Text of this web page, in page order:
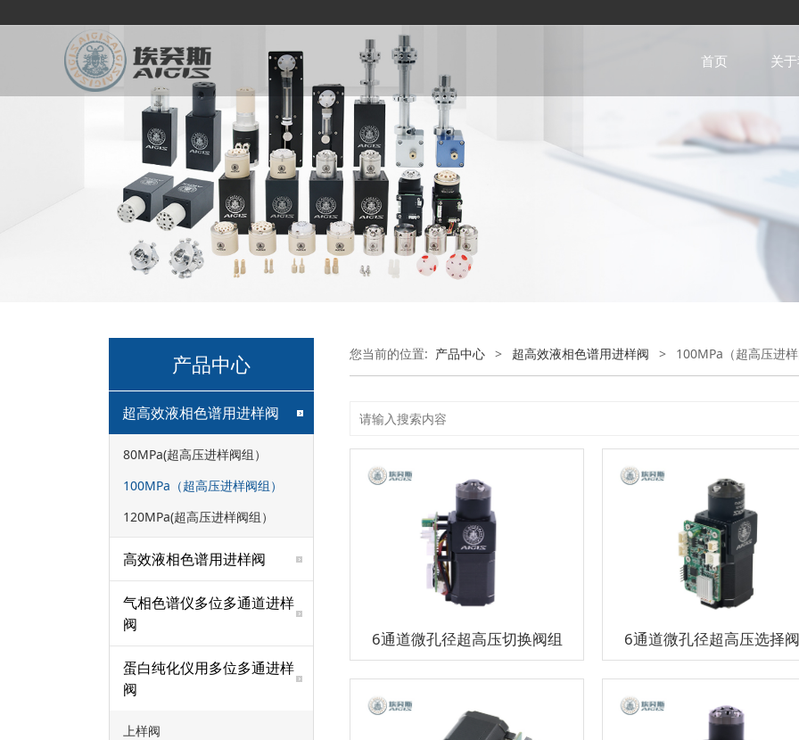
首页 关
产品中心
超高效液相色谱用进样阀
80MPa(超高压进样阀组）
100MPa（超高压进样阀组）
120MPa(超高压进样阀组）
高效液相色谱用进样阀
气相色谱仪多位多通道进样
阀
蛋白纯化仪用多位多通进样
阀
上样阀
您当前的位置: 产品中心 > 超高效液相色谱用进样阀 > 100MPa（超高压进样
6通道微孔径超高压切换阀组 6通道微孔径超高压选择